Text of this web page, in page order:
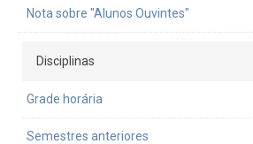
Nota sobre "Alunos Ouvintes"
Disciplinas
Grade horária
Semestres anteriores